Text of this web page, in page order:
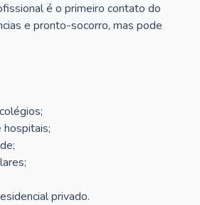
é o primeiro contato do
e pronto-socorro, mas pode
hospitais;
privado.